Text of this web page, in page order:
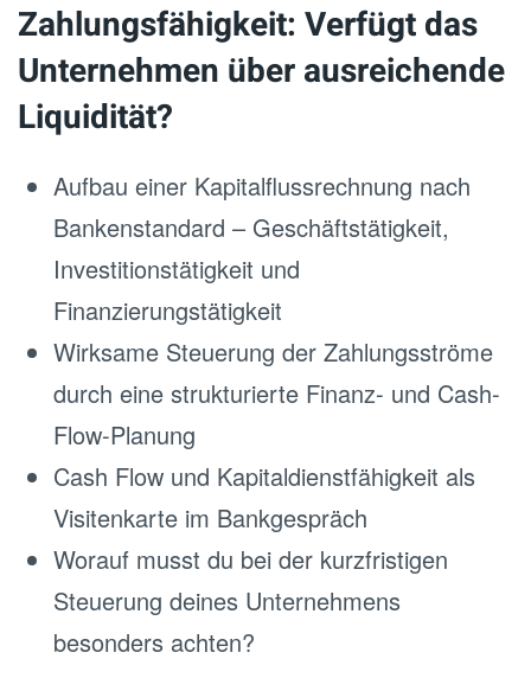
Zahlungsfähigkeit: Verfügt das
Unternehmen über ausreichende
Liquidität?
Aufbau einer Kapitalflussrechnung nach
Bankenstandard – Geschäftstätigkeit,
Investitionstätigkeit und
Finanzierungstätigkeit
Wirksame Steuerung der Zahlungsströme
durch eine strukturierte Finanz- und Cash-
Flow-Planung
Cash Flow und Kapitaldienstfähigkeit als
Visitenkarte im Bankgespräch
Worauf musst du bei der kurzfristigen
Steuerung deines Unternehmens
besonders achten?